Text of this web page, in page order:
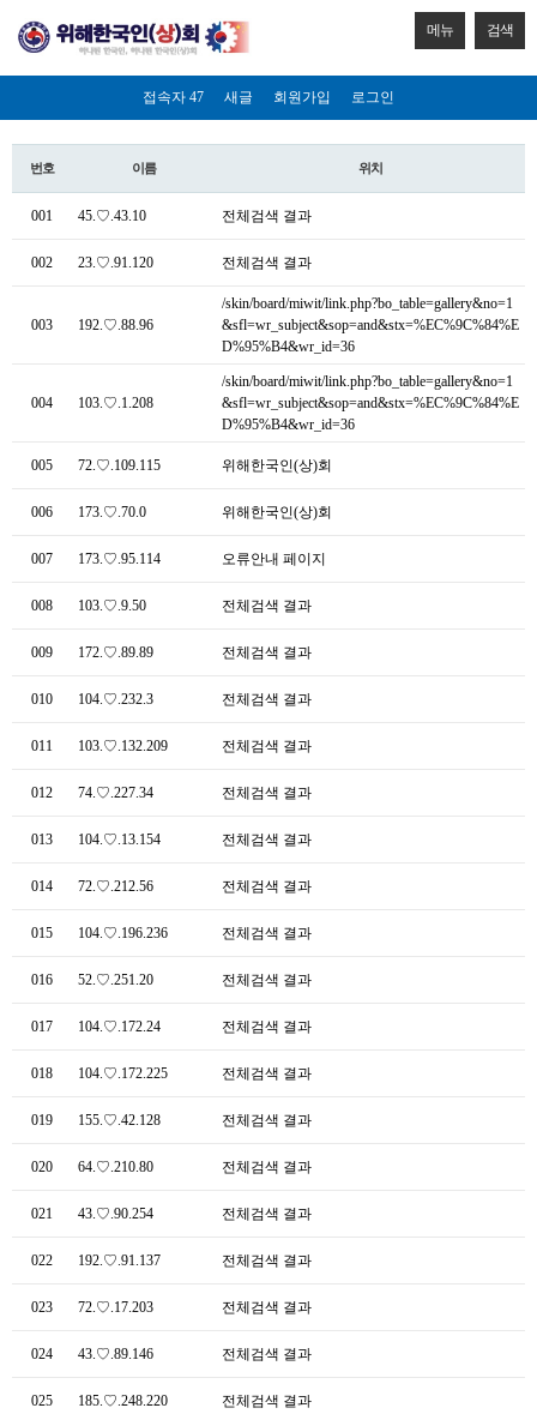
메뉴 검색
접속자 47 새글 회원가입 로그인
번호 이름 위치
001 45.♡.43.10 전체검색 결과
002 23.♡.91.120 전체검색 결과
003 192.♡.88.96
/skin/board/miwit/link.php?bo_table=gallery&no=1
&sfl=wr_subject&sop=and&stx=%EC%9C%84%E
D%95%B4&wr_id=36
004 103.♡.1.208
/skin/board/miwit/link.php?bo_table=gallery&no=1
&sfl=wr_subject&sop=and&stx=%EC%9C%84%E
D%95%B4&wr_id=36
005 72.♡.109.115 위해한국인(상)회
006 173.♡.70.0 위해한국인(상)회
007 173.♡.95.114 오류안내 페이지
008 103.♡.9.50 전체검색 결과
009 172.♡.89.89 전체검색 결과
010 104.♡.232.3 전체검색 결과
011 103.♡.132.209 전체검색 결과
012 74.♡.227.34 전체검색 결과
013 104.♡.13.154 전체검색 결과
014 72.♡.212.56 전체검색 결과
015 104.♡.196.236 전체검색 결과
016 52.♡.251.20 전체검색 결과
017 104.♡.172.24 전체검색 결과
018 104.♡.172.225 전체검색 결과
019 155.♡.42.128 전체검색 결과
020 64.♡.210.80 전체검색 결과
021 43.♡.90.254 전체검색 결과
022 192.♡.91.137 전체검색 결과
023 72.♡.17.203 전체검색 결과
024 43.♡.89.146 전체검색 결과
025 185.♡.248.220 전체검색 결과